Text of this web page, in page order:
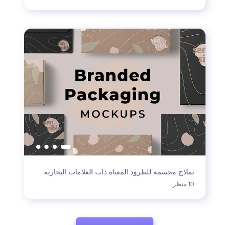
نماذج مجسمة للطرود المعباة ذات العلامات التجارية
10 منظر